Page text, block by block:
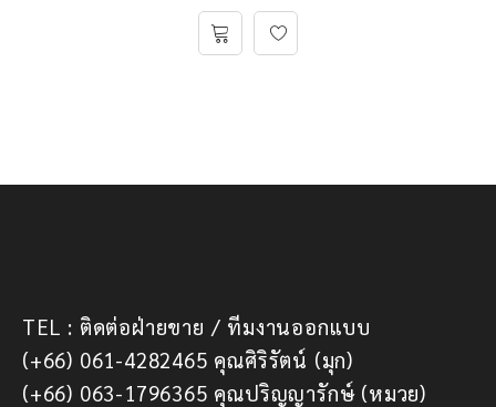
TEL : ติดต่อฝ่ายขาย / ทีมงานออกแบบ
(+66) 061-4282465 คุณศิริรัตน์ (มุก)
(+66) 063-1796365 คุณปริญญารักษ์ (หมวย)